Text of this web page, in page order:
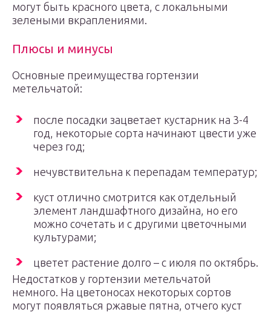
могут быть красного цвета, с локальными
зелеными вкраплениями.
Плюсы и минусы
Основные преимущества гортензии
метельчатой:
после посадки зацветает кустарник на 3-4
год, некоторые сорта начинают цвести уже
через год;
нечувствительна к перепадам температур;
куст отлично смотрится как отдельный
элемент ландшафтного дизайна, но его
можно сочетать и с другими цветочными
культурами;
цветет растение долго – с июля по октябрь.
Недостатков у гортензии метельчатой
немного. На цветоносах некоторых сортов
могут появляться ржавые пятна, отчего куст